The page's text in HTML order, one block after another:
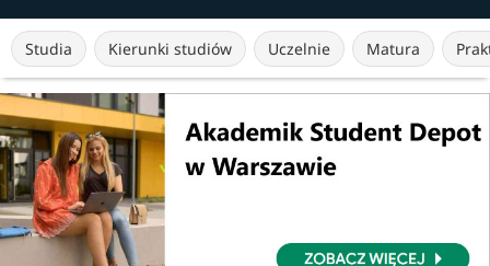
Studia Kierunki studiów Uczelnie Matura